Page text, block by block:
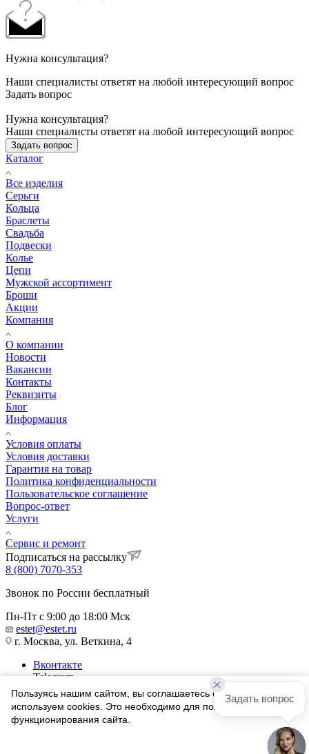
Нужна консультация?
Наши специалисты ответят на любой интересующий вопрос
Задать вопрос
Нужна консультация?
Наши специалисты ответят на любой интересующий вопрос
Задать вопрос
Каталог
Все изделия
Серьги
Кольца
Браслеты
Свадьба
Подвески
Колье
Цепи
Мужской ассортимент
Броши
Акции
Компания
О компании
Новости
Вакансии
Контакты
Реквизиты
Блог
Информация
Условия оплаты
Условия доставки
Гарантия на товар
Политика конфиденциальности
Пользовательское соглашение
Вопрос-ответ
Услуги
Сервис и ремонт
Подписаться на рассылку
8 (800) 7070-353
Звонок по России бесплатный
Пн-Пт с 9:00 до 18:00 Мск
estet@estet.ru
г. Москва, ул. Веткина, 4
Вконтакте
Telegram
Одноклассники
WhatsApp
1991-2026 © Ювелирный Дом ЭСТЕТ
Пользуясь нашим сайтом, вы соглашаетесь с тем, что мы
используем cookies. Это необходимо для полноценного
функционирования сайта.
Задать вопрос